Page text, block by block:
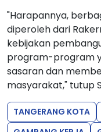
"Harapannya,
diperoleh dari
kebijakan
program-program
sasaran dan
masyarakat," tutup
TANGERANG KOTA